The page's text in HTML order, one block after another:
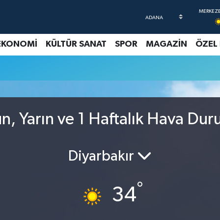
KÜLTÜR SANAT SPOR MAGAZİN ÖZEL
Yarın ve 1 Haftalık Hava
Diyarbakır
34°